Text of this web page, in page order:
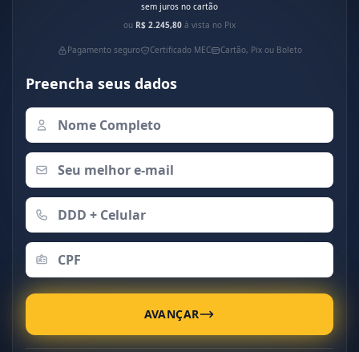
sem juros no cartão
ou R$ 2.245,80 à vista no Pix
Pagamento seguro Certificado MEC Cartão, Pix ou Boleto
Preencha seus dados
AVANÇAR